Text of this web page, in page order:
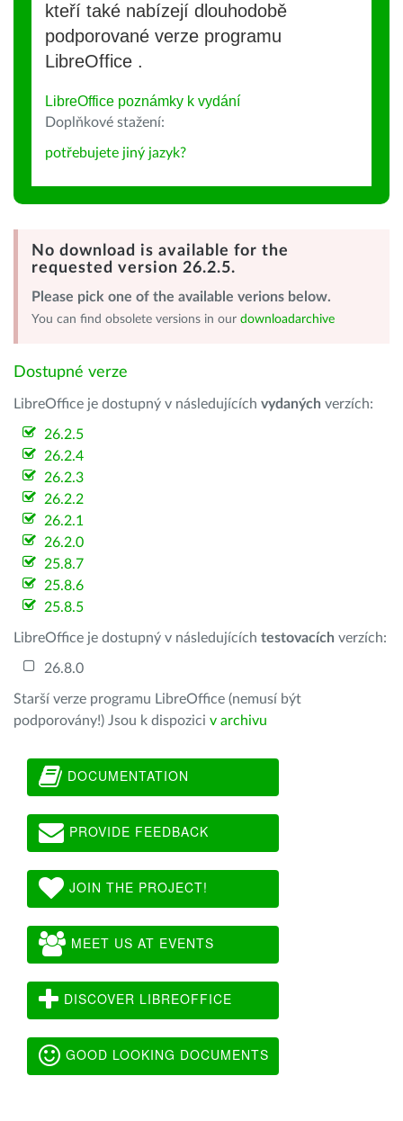
kteří také nabízejí dlouhodobě
podporované verze programu
LibreOffice .
LibreOffice poznámky k vydání
Doplňkové stažení:
potřebujete jiný jazyk?
No download is available for the
requested version 26.2.5.
Please pick one of the available verions below.
You can find obsolete versions in our downloadarchive
Dostupné verze
LibreOffice je dostupný v následujících vydaných verzích:
26.2.5
26.2.4
26.2.3
26.2.2
26.2.1
26.2.0
25.8.7
25.8.6
25.8.5
LibreOffice je dostupný v následujících testovacích verzích:
26.8.0
Starší verze programu LibreOffice (nemusí být
podporovány!) Jsou k dispozici v archivu
DOCUMENTATION
PROVIDE FEEDBACK
JOIN THE PROJECT!
MEET US AT EVENTS
DISCOVER LIBREOFFICE
GOOD LOOKING DOCUMENTS